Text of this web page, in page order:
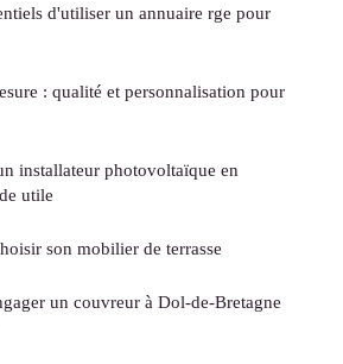
d'utiliser un annuaire rge pour
: qualité et personnalisation pour
installateur photovoltaïque en
utile
son mobilier de terrasse
un couvreur à Dol-de-Bretagne